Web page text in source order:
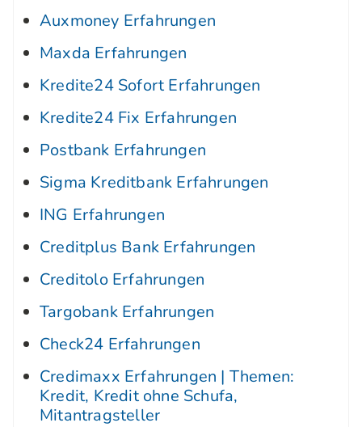
Auxmoney Erfahrungen
Maxda Erfahrungen
Kredite24 Sofort Erfahrungen
Kredite24 Fix Erfahrungen
Postbank Erfahrungen
Sigma Kreditbank Erfahrungen
ING Erfahrungen
Creditplus Bank Erfahrungen
Creditolo Erfahrungen
Targobank Erfahrungen
Check24 Erfahrungen
Credimaxx Erfahrungen | Themen:
Kredit, Kredit ohne Schufa,
Mitantragsteller